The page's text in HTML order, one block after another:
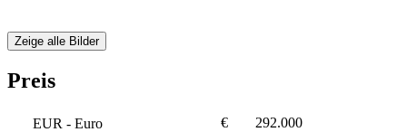
Zeige alle Bilder
Preis
EUR - Euro €
292.000